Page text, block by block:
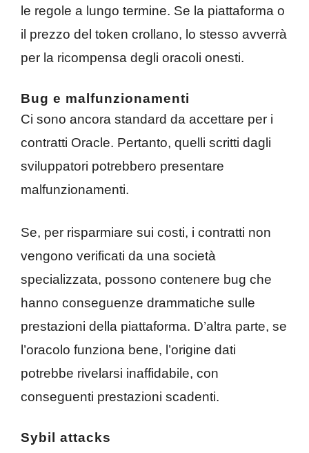
le regole a lungo termine. Se la piattaforma o
il prezzo del token crollano, lo stesso avverrà
per la ricompensa degli oracoli onesti.
Bug e malfunzionamenti
Ci sono ancora standard da accettare per i
contratti Oracle. Pertanto, quelli scritti dagli
sviluppatori potrebbero presentare
malfunzionamenti.
Se, per risparmiare sui costi, i contratti non
vengono verificati da una società
specializzata, possono contenere bug che
hanno conseguenze drammatiche sulle
prestazioni della piattaforma. D’altra parte, se
l’oracolo funziona bene, l’origine dati
potrebbe rivelarsi inaffidabile, con
conseguenti prestazioni scadenti.
Sybil attacks